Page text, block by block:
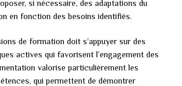
si nécessaire, des adaptations du
en fonction des besoins identifiés.
de formation doit s’appuyer sur des
actives qui favorisent l’engagement des
valorise particulièrement les
qui permettent de démontrer